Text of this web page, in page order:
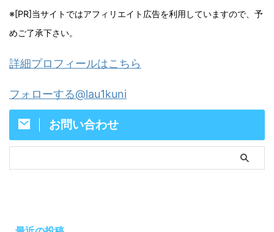
※[PR]当サイトではアフィリエイト広告を利用していますので、予
めご了承下さい。
詳細プロフィールはこちら
フォローする@lau1kuni
お問い合わせ